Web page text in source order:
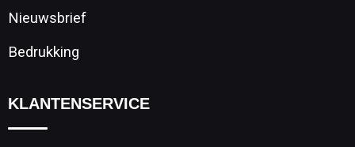
Nieuwsbrief
Bedrukking
KLANTENSERVICE